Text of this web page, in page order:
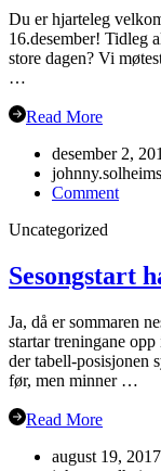
Du er hjarteleg
16.desember! Tidleg
store dagen? Vi
…
Read More
desember 2,
Commenton
Uncategorized
Sesongstart
Ja, då er sommaren
startar treningane
der tabell-posisjonen
før, men minner …
Read More
august 19, 2017